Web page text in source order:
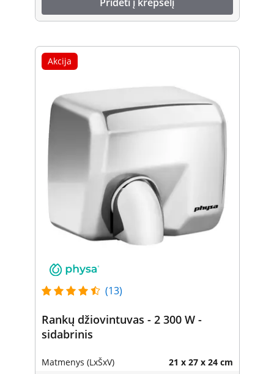
Akcija
(13)
Rankų džiovintuvas - 2 300 W -
sidabrinis
Matmenys (LxŠxV) 21 x 27 x 24 cm